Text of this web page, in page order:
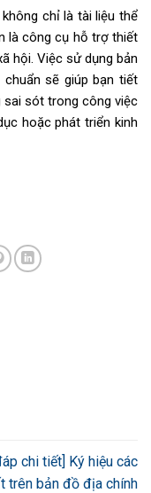
không chỉ là tài liệu thể
là công cụ hỗ trợ thiết
hội. Việc sử dụng bản
sẽ giúp bạn tiết
sai sót trong công việc
hoặc phát triển kinh
chi tiết] Ký hiệu các
trên bản đồ địa chính